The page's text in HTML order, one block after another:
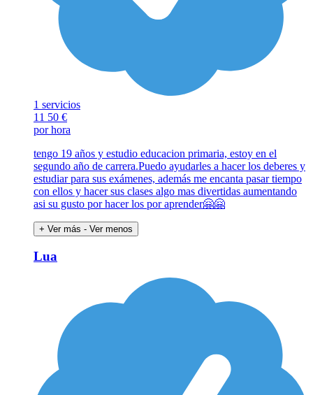
1 servicios
11 50 €
por hora
tengo 19 años y estudio educacion primaria, estoy en el
segundo año de carrera.Puedo ayudarles a hacer los deberes y
estudiar para sus exámenes, además me encanta pasar tiempo
con ellos y hacer sus clases algo mas divertidas aumentando
asi su gusto por hacer los por aprender🤗🤗
+ Ver más - Ver menos
Lua